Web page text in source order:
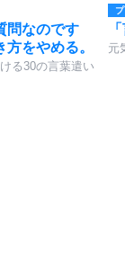
問なのです
をやめる。
る30の言葉遣い
元